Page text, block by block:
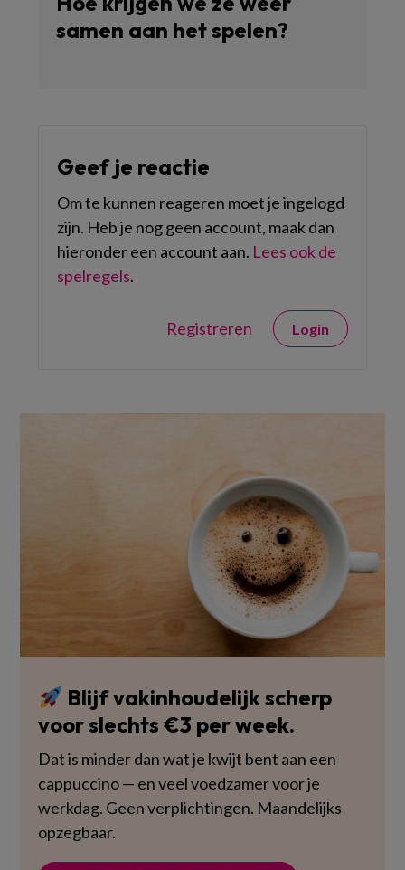
samen aan het spelen?
Geef je reactie
Om te kunnen reageren moet je ingelogd
zijn. Heb je nog geen account, maak dan
hieronder een account aan. Lees ook de
spelregels.
Registreren Login
Blijf vakinhoudelijk scherp
voor slechts €3 per week.
Dat is minder dan wat je kwijt bent aan een
cappuccino — en veel voedzamer voor je
werkdag. Geen verplichtingen. Maandelijks
opzegbaar.